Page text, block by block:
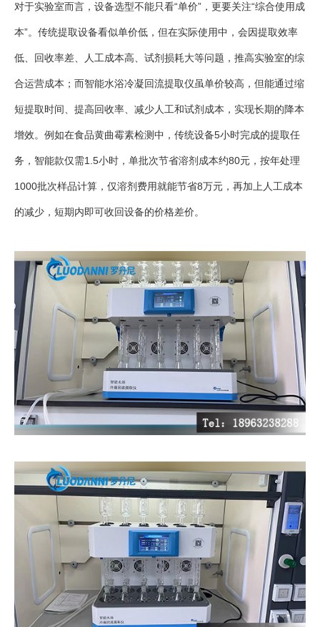
对于实验室而言，设备选型不能只看“单价”，更要关注“综合使用成
本”。传统提取设备看似单价低，但在实际使用中，会因提取效率
低、回收率差、人工成本高、试剂损耗大等问题，推高实验室的综
合运营成本；而智能水浴冷凝回流提取仪虽单价较高，但能通过缩
短提取时间、提高回收率、减少人工和试剂成本，实现长期的降本
增效。例如在食品黄曲霉素检测中，传统设备5小时完成的提取任
务，智能款仅需1.5小时，单批次节省溶剂成本约80元，按年处理
1000批次样品计算，仅溶剂费用就能节省8万元，再加上人工成本
的减少，短期内即可收回设备的价格差价。